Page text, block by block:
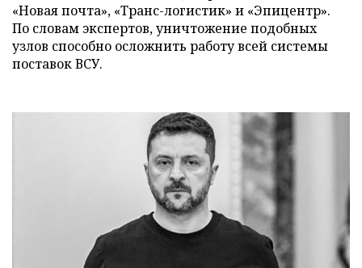
«Новая почта», «Транс-логистик» и «Эпицентр».
По словам экспертов, уничтожение подобных
узлов способно осложнить работу всей системы
поставок ВСУ.